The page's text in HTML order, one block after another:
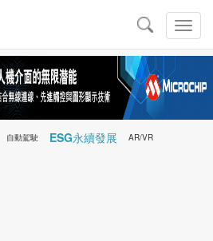
切
換
導
導
航
自動駕駛 ESG永續發展 AR/VR